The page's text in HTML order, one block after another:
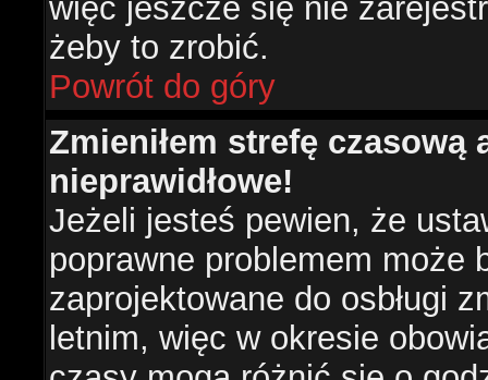
więc jeszcze się nie
żeby to zrobić.
Powrót do góry
Zmieniłem strefę czasową
nieprawidłowe!
Jeżeli jesteś pewien, że
poprawne problemem może
zaprojektowane do osbługi
letnim, więc w okresie